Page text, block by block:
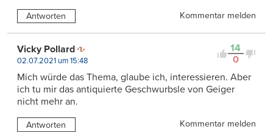
Antworten Kommentar melden
14
0
Vicky Pollard
02.07.2021 um 15:48
Mich würde das Thema, glaube ich, interessieren. Aber
ich tu mir das antiquierte Geschwurbsle von Geiger
nicht mehr an.
Antworten Kommentar melden